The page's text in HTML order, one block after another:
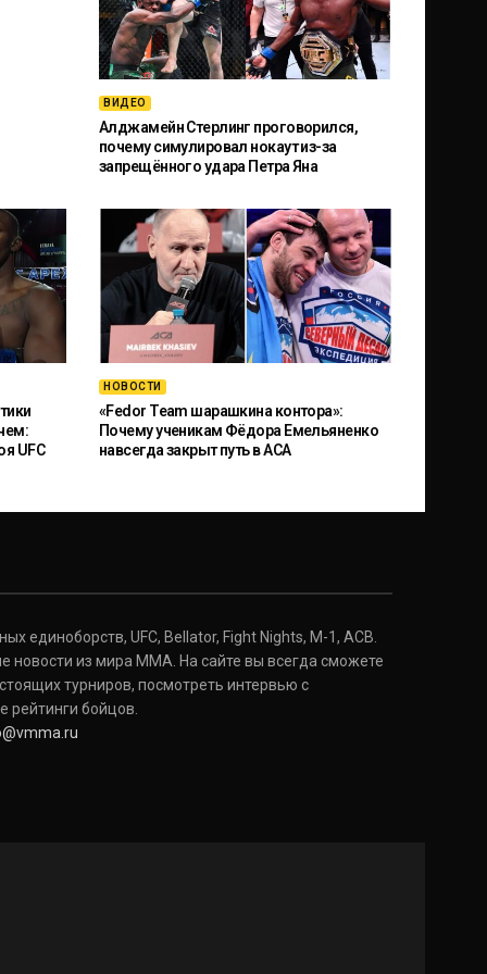
ВИДЕО
Алджамейн Стерлинг проговорился,
почему симулировал нокаут из-за
запрещённого удара Петра Яна
UFC
НОВОСТИ
«Fedor Team шарашкина контора»:
Почему ученикам Фёдора Емельяненко
навсегда закрыт путь в ACA
единоборств, UFC, Bellator, Fight Nights, M-1, ACB.
новости из мира ММА. На сайте вы всегда сможете
турниров, посмотреть интервью с
бойцов.